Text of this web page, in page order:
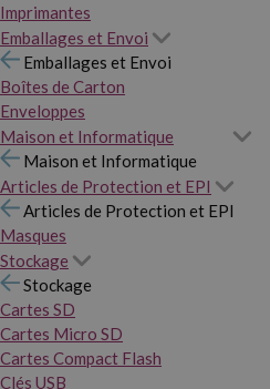
Imprimantes
Emballages et Envoi
Emballages et Envoi
Boîtes de Carton
Enveloppes
Maison et Informatique
Maison et Informatique
Articles de Protection et EPI
Articles de Protection et EPI
Masques
Stockage
Stockage
Cartes SD
Cartes Micro SD
Cartes Compact Flash
Clés USB